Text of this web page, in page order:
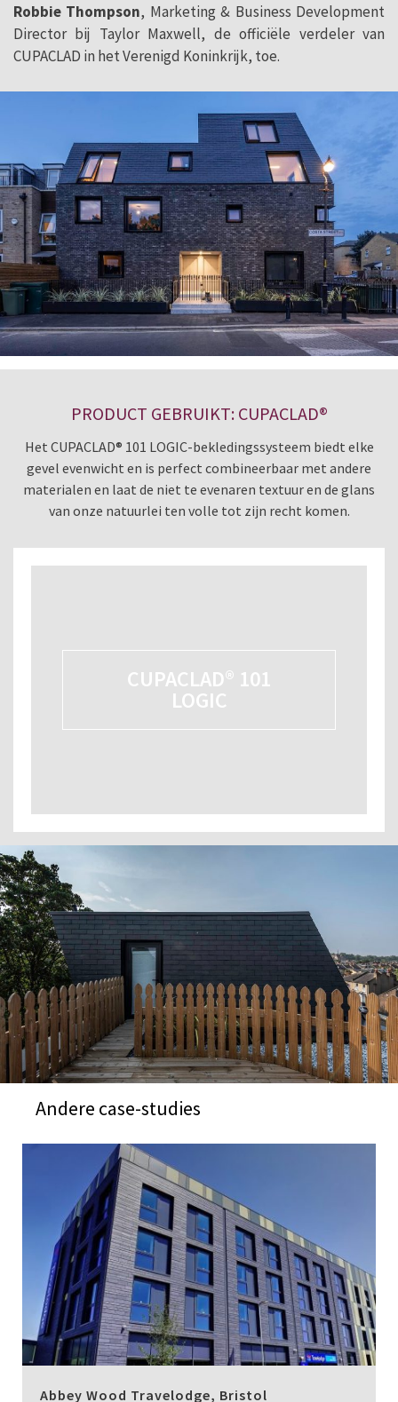
Robbie Thompson, Marketing & Business Development
Director bij Taylor Maxwell, de officiële verdeler van
CUPACLAD in het Verenigd Koninkrijk, toe.
PRODUCT GEBRUIKT: CUPACLAD®
Het CUPACLAD® 101 LOGIC-bekledingssysteem biedt elke
gevel evenwicht en is perfect combineerbaar met andere
materialen en laat de niet te evenaren textuur en de glans
van onze natuurlei ten volle tot zijn recht komen.
CUPACLAD® 101
LOGIC
Andere case-studies
Abbey Wood Travelodge, Bristol